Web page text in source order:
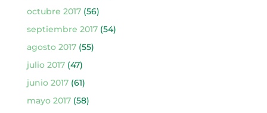
octubre 2017(56)
septiembre 2017(54)
agosto 2017(55)
julio 2017(47)
junio 2017(61)
mayo 2017(58)